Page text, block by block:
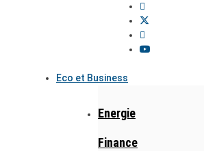
Eco et Business
Energie
Finance